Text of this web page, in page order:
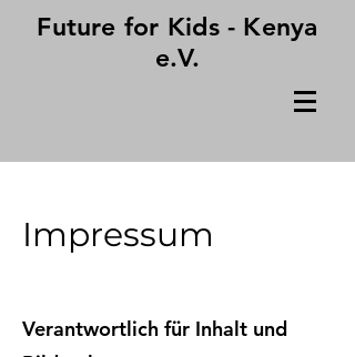
Future for Kids - Kenya
e.V.
Impressum
Verantwortlich für Inhalt und